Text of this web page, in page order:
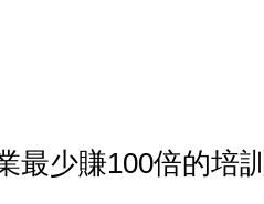
最少賺100倍的培